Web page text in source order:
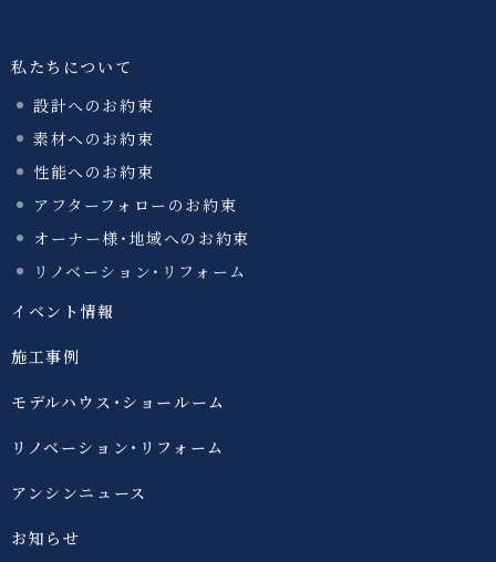
私たちについて
設計へのお約束
素材へのお約束
性能へのお約束
アフターフォローのお約束
オーナー様・地域へのお約束
リノベーション・リフォーム
イベント情報
施工事例
モデルハウス・ショールーム
リノベーション・リフォーム
アンシンニュース
お知らせ